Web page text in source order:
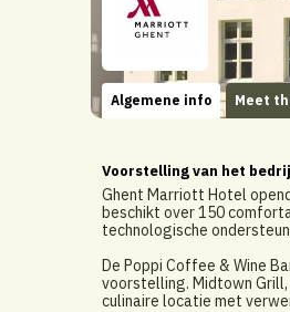
Algemene info Meet
Voorstelling van het
Ghent Marriott Hotel
beschikt over 150
technologische
De Poppi Coffee & Wine
voorstelling. Midtown
culinaire locatie met